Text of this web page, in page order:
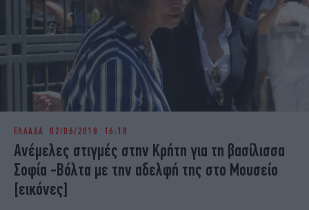
ΕΛΛΑΔΑ 02/06/2018 16:18
Ανέμελες στιγμές στην Κρήτη για τη βασίλισσα
Σοφία -Βόλτα με την αδελφή της στο Μουσείο
[εικόνες]